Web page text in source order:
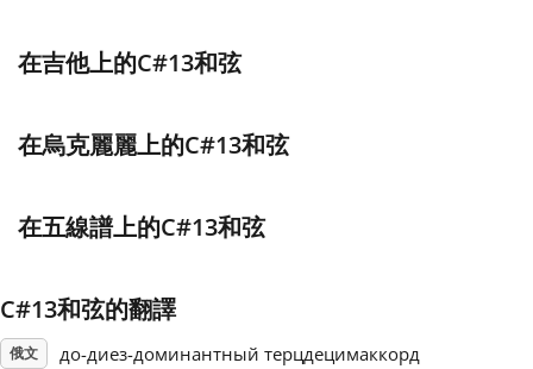
हिन्दी
Português
在吉他上的C#13和弦
在烏克麗麗上的C#13和弦
在五線譜上的C#13和弦
C#13和弦的翻譯
俄文 до-диез-доминантный терцдецимаккорд